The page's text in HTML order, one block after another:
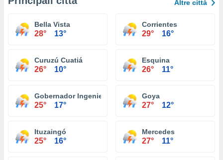
Altre città
Bella Vista
28° 13°
Corrientes
29° 16°
Curuzú Cuatiá
26° 10°
Esquina
26° 11°
Gobernador Ingeniero Valentin Virasoro
25° 17°
Goya
27° 12°
Ituzaingó
25° 16°
Mercedes
27° 11°